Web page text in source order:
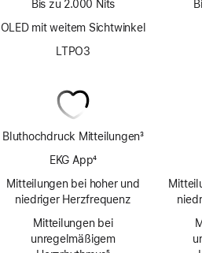
Bis zu 2.000 Nits
OLED mit weitem Sichtwinkel
LTPO3
Bluthochdruck Mitteilungen3
EKG App4
Mitteilungen bei hoher und
niedriger Herzfrequenz
Mitteilungen bei
unregelmäßigem